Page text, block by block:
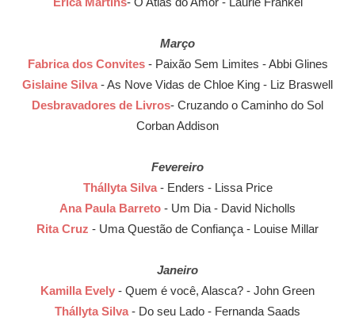
Erica Martins- O Atlas do Amor - Laurie Frankel
Março
Fabrica dos Convites- Paixão Sem Limites - Abbi Glines
Gislaine Silva- As Nove Vidas de Chloe King - Liz Braswell
Desbravadores de Livros- Cruzando o Caminho do Sol
Corban Addison
Fevereiro
Thállyta Silva- Enders - Lissa Price
Ana Paula Barreto - Um Dia - David Nicholls
Rita Cruz - Uma Questão de Confiança - Louise Millar
Janeiro
Kamilla Evely - Quem é você, Alasca? - John Green
Thállyta Silva- Do seu Lado - Fernanda Saads